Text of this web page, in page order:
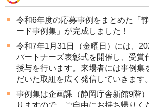
令和6年度の応募事例をまとめた「
ード事例集」が完成しました！
令和7年1月31日（金曜日）には、
パートナーズ表彰式を開催し、受賞
授与を行います。来場者には事例集
だいた取組を広く発信していきます。
事例集は企画課（静岡庁舎新館9階
りますので、ご自由にお持ち帰りく